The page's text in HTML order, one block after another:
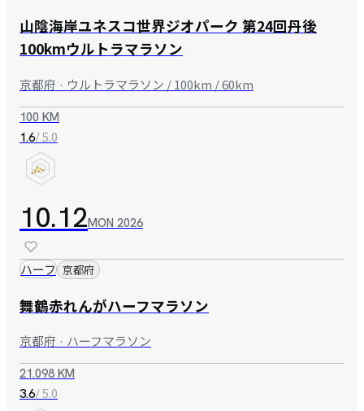
山陰海岸ユネスコ世界ジオパーク 第24回丹後
100kmウルトラマラソン
京都府 · ウルトラマラソン / 100km / 60km
100 KM
1.6/ 5.0
10.12MON 2026
ハーフ 京都府
舞鶴赤れんがハーフマラソン
京都府 · ハーフマラソン
21.098 KM
3.6/ 5.0